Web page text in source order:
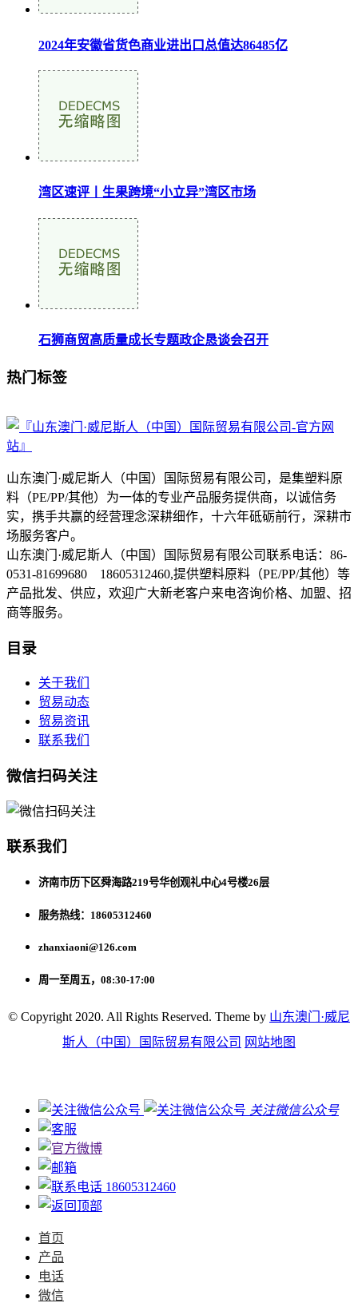
2024年安徽省货色商业进出口总值达86485亿
湾区速评丨生果跨境“小立异”湾区市场
石狮商贸高质量成长专题政企恳谈会召开
热门标签
山东澳门·威尼斯人（中国）国际贸易有限公司，是集塑料原
料（PE/PP/其他）为一体的专业产品服务提供商，以诚信务
实，携手共赢的经营理念深耕细作，十六年砥砺前行，深耕市
场服务客户。
山东澳门·威尼斯人（中国）国际贸易有限公司联系电话：86-
0531-81699680 18605312460,提供塑料原料（PE/PP/其他）等
产品批发、供应，欢迎广大新老客户来电咨询价格、加盟、招
商等服务。
目录
关于我们
贸易动态
贸易资讯
联系我们
微信扫码关注
联系我们
济南市历下区舜海路219号华创观礼中心4号楼26层
服务热线：18605312460
zhanxiaoni@126.com
周一至周五，08:30-17:00
© Copyright 2020. All Rights Reserved. Theme by 山东澳门·威尼
斯人（中国）国际贸易有限公司 网站地图
关注微信公众号
18605312460
首页
产品
电话
微信